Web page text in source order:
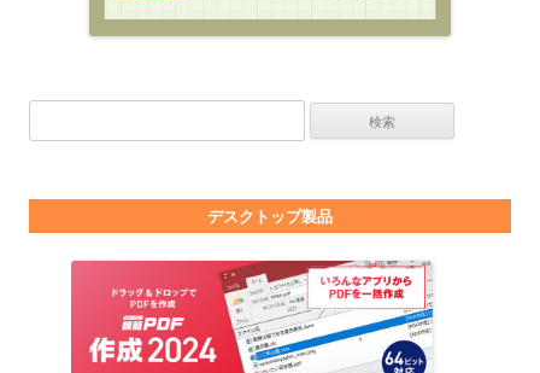
デスクトップ製品